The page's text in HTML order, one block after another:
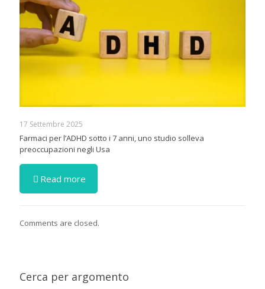
17 Settembre 2025
Farmaci per l’ADHD sotto i 7 anni, uno studio solleva
preoccupazioni negli Usa
Read more
Comments are closed.
Cerca per argomento